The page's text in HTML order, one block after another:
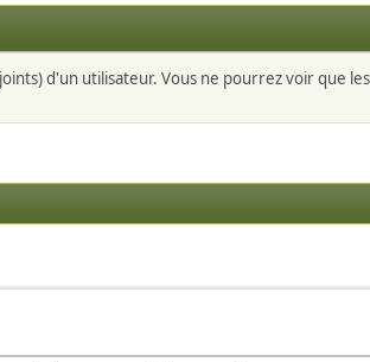
d'un utilisateur. Vous ne pourrez voir que